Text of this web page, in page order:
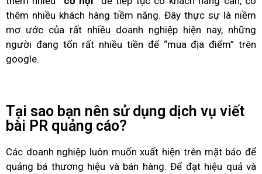
thêm nhiều khách hàng tiềm năng. Đây thực sự là niềm
mơ ước của rất nhiều doanh nghiệp hiện nay, những
người đang tốn rất nhiều tiền để “mua địa điểm” trên
google.
Tại sao bạn nên sử dụng dịch vụ viết
bài PR quảng cáo?
Các doanh nghiệp luôn muốn xuất hiện trên mặt báo để
quảng bá thương hiệu và bán hàng. Để đạt hiệu quả và